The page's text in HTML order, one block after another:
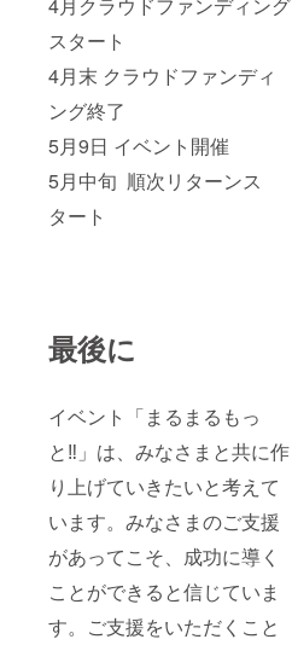
スタート
4月末 クラウドファンディ
ング終了
5月9日 イベント開催
5月中旬 順次リターンス
タート
最後に
イベント「まるまるもっ
と‼︎」は、みなさまと共に作
り上げていきたいと考えて
います。みなさまのご支援
があってこそ、成功に導く
ことができると信じていま
す。ご支援をいただくこと